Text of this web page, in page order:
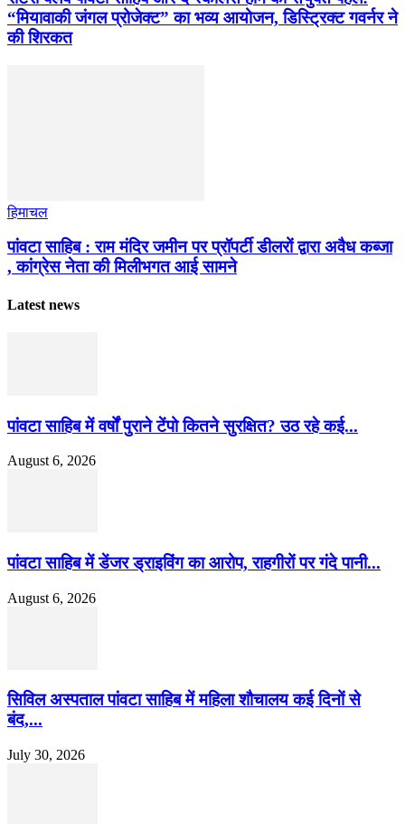
“मियावाकी जंगल प्रोजेक्ट” का भव्य आयोजन, डिस्ट्रिक्ट गवर्नर ने
की शिरकत
हिमाचल
पांवटा साहिब : राम मंदिर जमीन पर प्रॉपर्टी डीलरों द्वारा अवैध कब्जा
, कांग्रेस नेता की मिलीभगत आई सामने
Latest news
पांवटा साहिब में वर्षों पुराने टेंपो कितने सुरक्षित? उठ रहे कई...
August 6, 2026
पांवटा साहिब में डेंजर ड्राइविंग का आरोप, राहगीरों पर गंदे पानी...
August 6, 2026
सिविल अस्पताल पांवटा साहिब में महिला शौचालय कई दिनों से
बंद,...
July 30, 2026